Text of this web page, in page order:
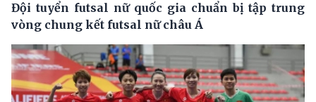
Đội tuyển futsal nữ quốc gia chuẩn bị tập trung
vòng chung kết futsal nữ châu Á